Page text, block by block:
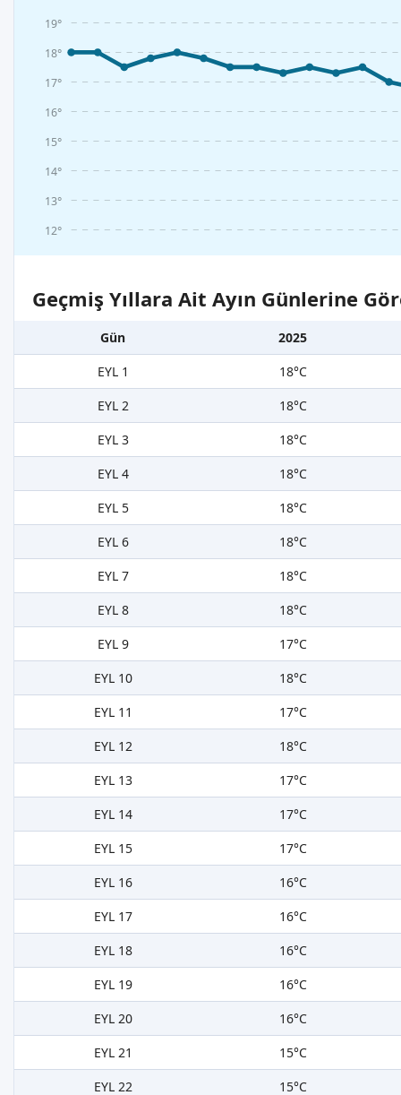
12°
13°
14°
15°
16°
17°
18°
19°
Geçmiş Yıllara Ait Ayın Günlerine
Gün
2025
EYL 1
18°C
EYL 2
18°C
EYL 3
18°C
EYL 4
18°C
EYL 5
18°C
EYL 6
18°C
EYL 7
18°C
EYL 8
18°C
EYL 9
17°C
EYL 10
18°C
EYL 11
17°C
EYL 12
18°C
EYL 13
17°C
EYL 14
17°C
EYL 15
17°C
EYL 16
16°C
EYL 17
16°C
EYL 18
16°C
EYL 19
16°C
EYL 20
16°C
EYL 21
15°C
EYL 22
15°C